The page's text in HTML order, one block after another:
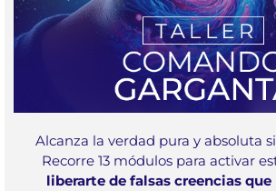
Alcanza la verdad pura y absoluta
Recorre 13 módulos para activar
liberarte de falsas creencias